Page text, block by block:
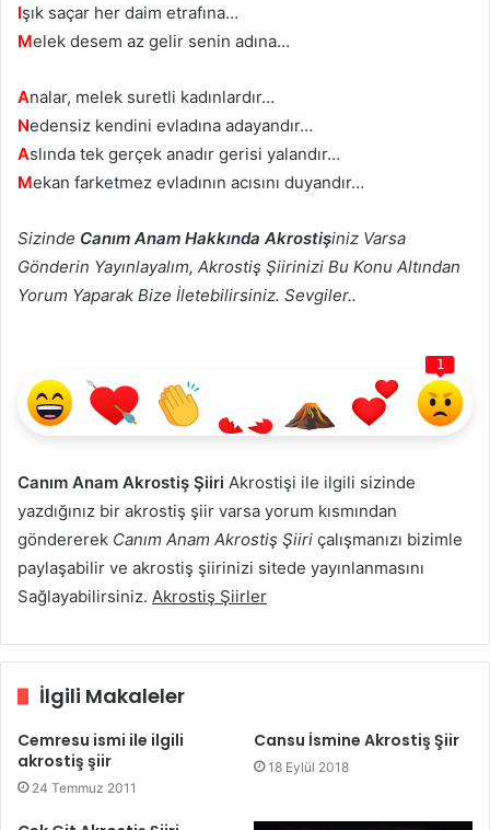
Işık saçar her daim etrafına…
Melek desem az gelir senin adına…
Analar, melek suretli kadınlardır…
Nedensiz kendini evladına adayandır…
Aslında tek gerçek anadır gerisi yalandır…
Mekan farketmez evladının acısını duyandır…
Sizinde Canım Anam Hakkında Akrostişiniz Varsa
Gönderin Yayınlayalım, Akrostiş Şiirinizi Bu Konu Altından
Yorum Yaparak Bize İletebilirsiniz. Sevgiler..
1
Canım Anam Akrostiş Şiiri Akrostişi ile ilgili sizinde
yazdığınız bir akrostiş şiir varsa yorum kısmından
göndererek Canım Anam Akrostiş Şiiri çalışmanızı bizimle
paylaşabilir ve akrostiş şiirinizi sitede yayınlanmasını
Sağlayabilirsiniz. Akrostiş Şiirler
İlgili Makaleler
Cemresu ismi ile ilgili
akrostiş şiir
24 Temmuz 2011
Cansu İsmine Akrostiş Şiir
18 Eylül 2018